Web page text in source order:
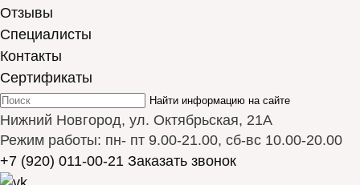
Отзывы
Cпециалисты
Контакты
Сертификаты
Найти информацию на сайте
Нижний Новгород, ул. Октябрьская, 21А
Режим работы: пн- пт 9.00-21.00, сб-вс 10.00-20.00
+7 (920) 011-00-21 Заказать звонок